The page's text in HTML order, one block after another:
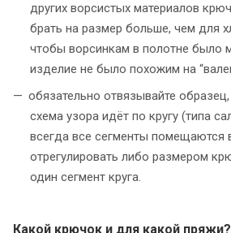
других ворсистых материалов
брать на размер больше, чем для
чтобы ворсинкам в полотне было
изделие не было похожим на
обязательно отвязывайте
схема узора идёт по кругу (типа
всегда все сегменты помещаются
отрегулировать либо размером
один сегмент круга.
Какой крючок и для какой пряжи?